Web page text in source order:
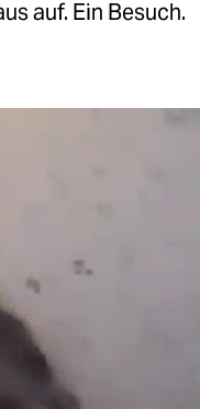
auf. Ein Besuch.